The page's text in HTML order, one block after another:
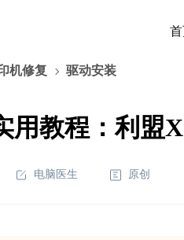
机修复 驱动安装
用教程：利盟
电脑医生 原创